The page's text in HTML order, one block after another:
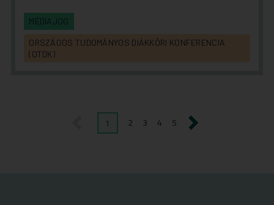
MÉDIAJOG
ORSZÁGOS TUDOMÁNYOS DIÁKKÖRI KONFERENCIA
(OTDK)
1 2 3 4 5 következő